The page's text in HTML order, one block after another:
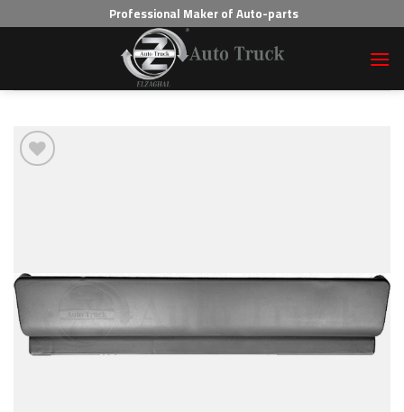
Professional Maker of Auto-parts